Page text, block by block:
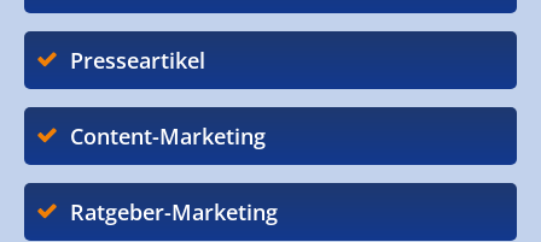
Presseartikel
Content-Marketing
Ratgeber-Marketing